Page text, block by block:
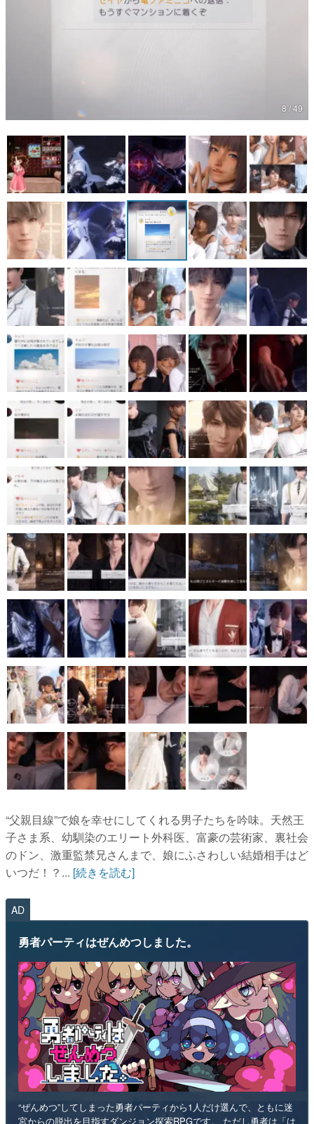
電ファミニコゲーマーとは？
8 / 49
“父親目線”で娘を幸せにしてくれる男子たちを吟味。天然王
子さま系、幼馴染のエリート外科医、富豪の芸術家、裏社会
のドン、激重監禁兄さんまで、娘にふさわしい結婚相手はど
いつだ！？... [続きを読む]
AD
勇者パーティはぜんめつしました。
“ぜんめつ”してしまった勇者パーティから1人だけ選んで、ともに迷
宮からの脱出を目指すダンジョン探索RPGです。 ただし勇者は「は